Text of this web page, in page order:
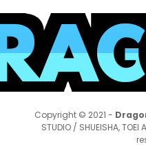
Copyright © 2021 -
STUDIO / SHUEISHA,